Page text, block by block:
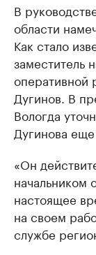
В
области
Как стало
заместитель
оперативной
Дугинов. В
Вологда
Дугинова
«Он
начальником
настоящее
на своем
службе